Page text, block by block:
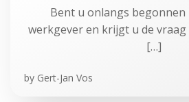
Bent u onlangs begonnen
werkgever en krijgt u de
[…]
by Gert-Jan Vos